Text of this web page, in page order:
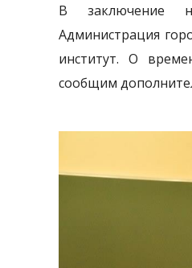
В заключение
Администрация
институт. О
сообщим